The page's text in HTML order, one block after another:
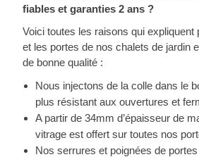
fiables et garanties 2 ans ?
Voici toutes les raisons qui expliquent
et les portes de nos chalets de jardin
de bonne qualité :
Nous injectons de la colle dans le
plus résistant aux ouvertures et
A partir de 34mm d’épaisseur de
vitrage est offert sur toutes nos
Nos serrures et poignées de